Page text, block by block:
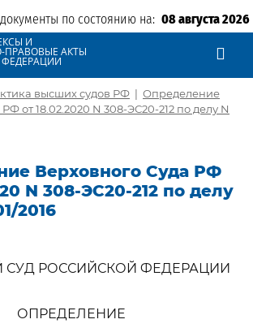
по состоянию на: 08 августа 2026
И
АКТЫ
высших судов РФ | Определение
от 18.02.2020 N 308-ЭС20-212 по делу N
Верховного Суда РФ
N 308-ЭС20-212 по делу
2016
СУД РОССИЙСКОЙ ФЕДЕРАЦИИ
ОПРЕДЕЛЕНИЕ